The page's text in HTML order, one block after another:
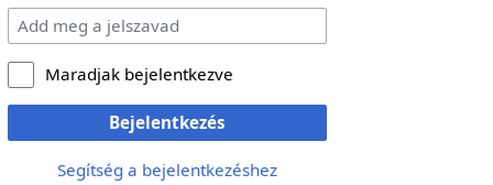
Maradjak bejelentkezve
Bejelentkezés
Segítség a bejelentkezéshez